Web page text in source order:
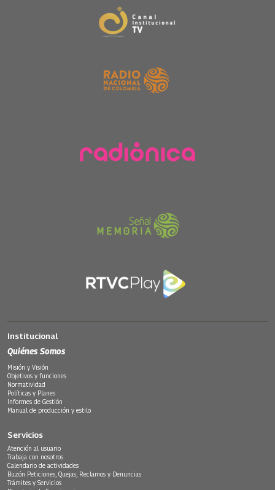
Institucional
Quiénes Somos
Misión y Visión
Objetivos y funciones
Normatividad
Políticas y Planes
Informes de Gestión
Manual de producción y estilo
Servicios
Atención al usuario
Trabaja con nosotros
Calendario de actividades
Buzón Peticiones, Quejas, Reclamos y Denuncias
Trámites y Servicios